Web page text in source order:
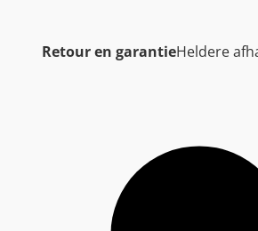
Retour en garantieHeldere